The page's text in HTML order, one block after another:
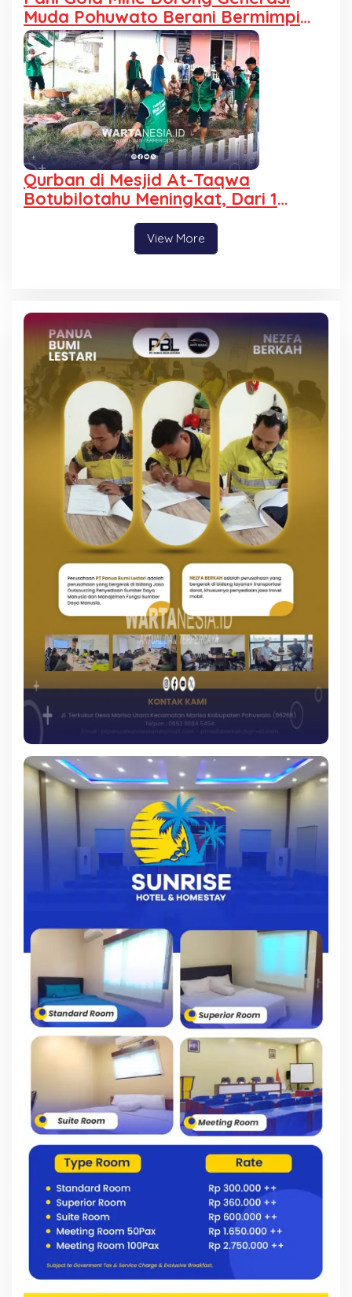
Muda Pohuwato Berani Bermimpi
Lewat Kelas Inspirasi
Qurban di Mesjid At-Taqwa
Botubilotahu Meningkat, Dari 1
View More